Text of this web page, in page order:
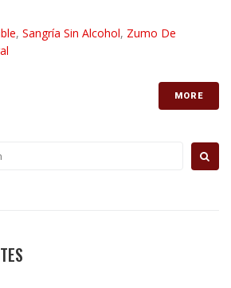
, Sangría Sin Alcohol, Zumo De
MORE